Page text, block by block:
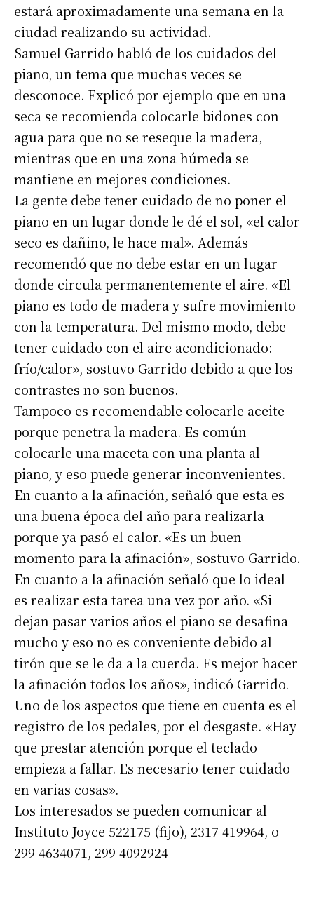
estará aproximadamente una semana en la
ciudad realizando su actividad.
Samuel Garrido habló de los cuidados del
piano, un tema que muchas veces se
desconoce. Explicó por ejemplo que en una
seca se recomienda colocarle bidones con
agua para que no se reseque la madera,
mientras que en una zona húmeda se
mantiene en mejores condiciones.
La gente debe tener cuidado de no poner el
piano en un lugar donde le dé el sol, «el calor
seco es dañino, le hace mal». Además
recomendó que no debe estar en un lugar
donde circula permanentemente el aire. «El
piano es todo de madera y sufre movimiento
con la temperatura. Del mismo modo, debe
tener cuidado con el aire acondicionado:
frío/calor», sostuvo Garrido debido a que los
contrastes no son buenos.
Tampoco es recomendable colocarle aceite
porque penetra la madera. Es común
colocarle una maceta con una planta al
piano, y eso puede generar inconvenientes.
En cuanto a la afinación, señaló que esta es
una buena época del año para realizarla
porque ya pasó el calor. «Es un buen
momento para la afinación», sostuvo Garrido.
En cuanto a la afinación señaló que lo ideal
es realizar esta tarea una vez por año. «Si
dejan pasar varios años el piano se desafina
mucho y eso no es conveniente debido al
tirón que se le da a la cuerda. Es mejor hacer
la afinación todos los años», indicó Garrido.
Uno de los aspectos que tiene en cuenta es el
registro de los pedales, por el desgaste. «Hay
que prestar atención porque el teclado
empieza a fallar. Es necesario tener cuidado
en varias cosas».
Los interesados se pueden comunicar al
Instituto Joyce 522175 (fijo), 2317 419964, o
299 4634071, 299 4092924